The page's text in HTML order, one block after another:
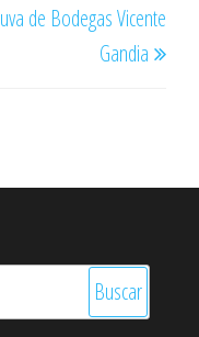
uva de Bodegas Vicente
Gandia